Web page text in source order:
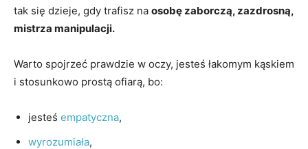
tak się dzieje, gdy trafisz na osobę zaborczą, zazdrosną,
mistrza manipulacji.
Warto spojrzeć prawdzie w oczy, jesteś łakomym kąskiem
i stosunkowo prostą ofiarą, bo:
jesteś empatyczna,
wyrozumiała,